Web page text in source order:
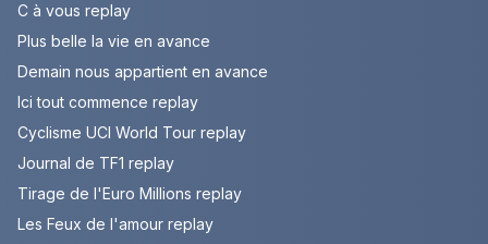
C à vous replay
Plus belle la vie en avance
Demain nous appartient en avance
Ici tout commence replay
Cyclisme UCI World Tour replay
Journal de TF1 replay
Tirage de l'Euro Millions replay
Les Feux de l'amour replay